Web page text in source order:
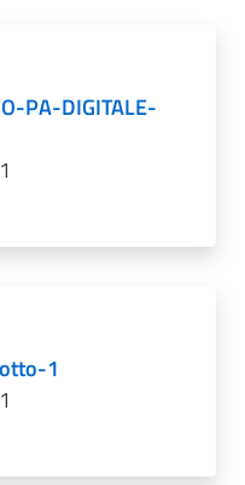
PA-DIGITALE-
1